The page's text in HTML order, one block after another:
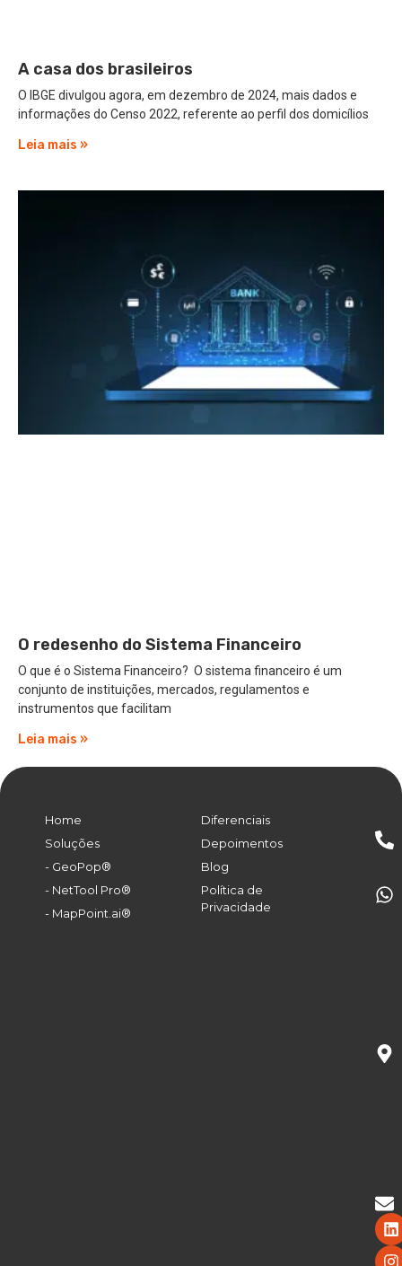
A casa dos brasileiros
O IBGE divulgou agora, em dezembro de 2024, mais dados e
informações do Censo 2022, referente ao perfil dos domicílios
Leia mais »
O redesenho do Sistema Financeiro
O que é o Sistema Financeiro? O sistema financeiro é um
conjunto de instituições, mercados, regulamentos e
instrumentos que facilitam
Leia mais »
Home
Soluções
- GeoPop®
- NetTool Pro®
- MapPoint.ai®
Diferenciais
Depoimentos
Blog
Política de
Privacidade